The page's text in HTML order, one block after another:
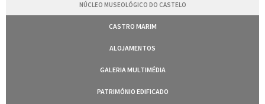
NÚCLEO MUSEOLÓGICO DO CASTELO
CASTRO MARIM
ALOJAMENTOS
GALERIA MULTIMÉDIA
PATRIMÓNIO EDIFICADO